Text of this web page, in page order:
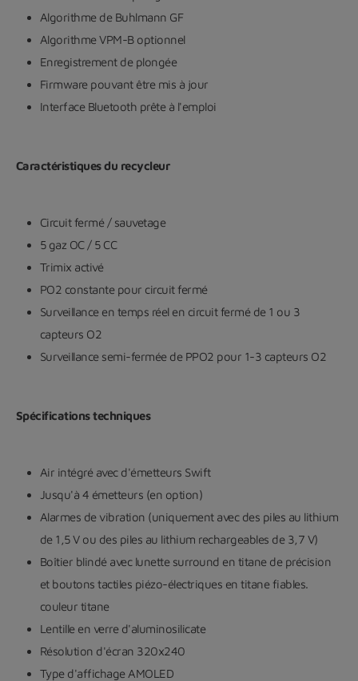
Algorithme de Buhlmann GF
Algorithme VPM-B optionnel
Enregistrement de plongée
Firmware pouvant être mis à jour
Interface Bluetooth prête à l'emploi
Caractéristiques du recycleur
Circuit fermé / sauvetage
5 gaz OC / 5 CC
Trimix activé
PO2 constante pour circuit fermé
Surveillance en temps réel en circuit fermé de 1 ou 3
capteurs O2
Surveillance semi-fermée de PPO2 pour 1-3 capteurs O2
Spécifications techniques
Air intégré avec d'émetteurs Swift
Jusqu'à 4 émetteurs (en option)
Alarmes de vibration (uniquement avec des piles au lithium
de 1,5 V ou des piles au lithium rechargeables de 3,7 V)
Boîtier blindé avec lunette surround en titane de précision
et boutons tactiles piézo-électriques en titane fiables.
couleur titane
Lentille en verre d'aluminosilicate
Résolution d'écran 320x240
Type d'affichage AMOLED